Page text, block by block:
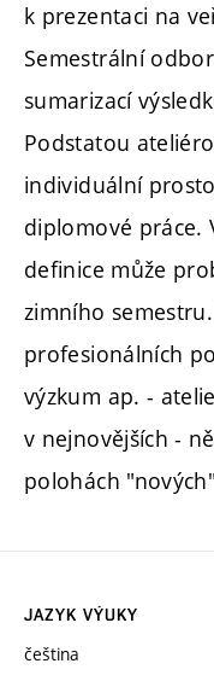
k prezentaci na
Semestrální
sumarizací
Podstatou
individuální
diplomové práce.
definice může
zimního
profesionálních
výzkum ap. -
v nejnovějších -
polohách
JAZYK VÝUKY
čeština